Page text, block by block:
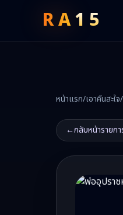
RA15
หน้าแรก/เอาคืนสะใจ/
←กลับหน้ารายกา